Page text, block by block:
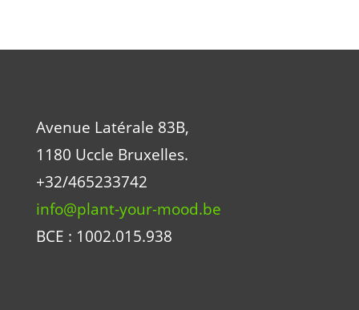
Avenue Latérale 83B,
1180 Uccle Bruxelles.
+32/465233742
info@plant-your-mood.be
BCE : 1002.015.938